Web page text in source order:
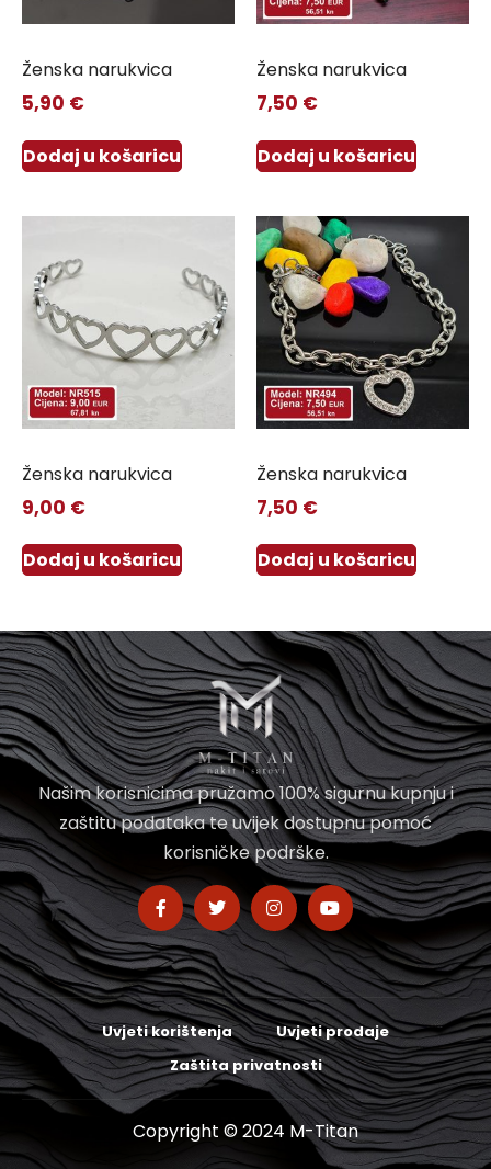
Ženska narukvica
5,90 €
Dodaj u košaricu
Ženska narukvica
7,50 €
Dodaj u košaricu
Ženska narukvica
9,00 €
Dodaj u košaricu
Ženska narukvica
7,50 €
Dodaj u košaricu
Našim korisnicima pružamo 100% sigurnu kupnju i
zaštitu podataka te uvijek dostupnu pomoć
korisničke podrške.
Uvjeti korištenja
Uvjeti prodaje
Zaštita privatnosti
Copyright © 2024 M-Titan